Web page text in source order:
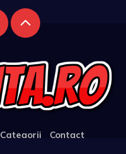
Categorii
Contact